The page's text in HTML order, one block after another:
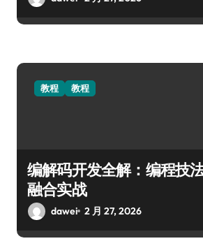
教程 教程
编解码开发全解：编程技
融合实战
dawei 2 月 27, 2026